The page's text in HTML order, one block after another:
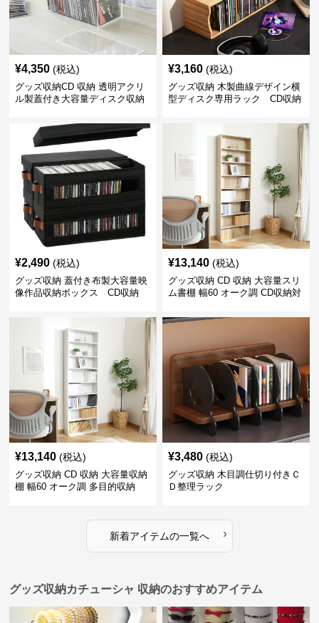
¥4,350 (税込)
グッズ収納CD 収納 透明アクリ
ル製蓋付き大容量ディスク収納
¥3,160 (税込)
グッズ収納 木製曲線デザイン横
型ディスク専用ラック CD収納
¥2,490 (税込)
グッズ収納 蓋付き布製大容量映
像作品収納ボックス CD収納
¥13,140 (税込)
グッズ収納 CD 収納 大容量スリ
ム書棚 幅60 オーク調 CD収納対
¥13,140 (税込)
グッズ収納 CD 収納 大容量収納
棚 幅60 オーク調 多目的収納
¥3,480 (税込)
グッズ収納 木目調仕切り付きＣ
Ｄ整理ラック
新着アイテムの一覧へ ›
グッズ収納カチューシャ 収納のおすすめアイテム